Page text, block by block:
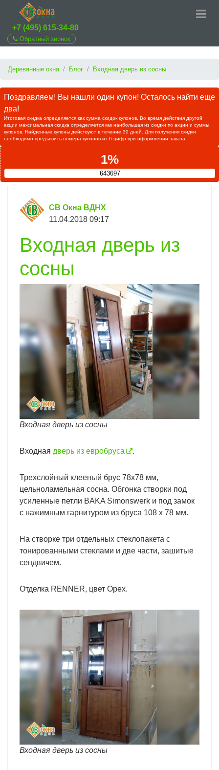
+7 (495) 615-34-80
Обратный звонок
Деревянные окна Блог Входная дверь из сосны
Поздравляем! Вы нашли один купон! Осталось найти еще
два!
Итоговая скидка определяется как сумма скидок купонов. Во время действия другой
акции максимальная скидка определяется как наибольшая из скидки по акции и суммы
купонов. Найденные купоны действуют в течение 30 дней. Для получения скидки
необходимо предъявить номера купонов из 6 цифр при оформлении заказа.
1%
643697
СВ Окна ВДНХ
11.04.2018 09:17
Входная дверь из
сосны
Входная дверь из сосны
Входная дверь из евробруса .
Трехслойный клееный брус 78х78 мм,
цельноламельная сосна. Обгонка створки под
усиленные петли BAKA Simonswerk и под замок
с нажимным гарнитуром из бруса 108 х 78 мм.
На створке три отдельных стеклопакета с
тонированными стеклами и две части, зашитые
сендвичем.
Отделка RENNER, цвет Орех.
Входная дверь из сосны